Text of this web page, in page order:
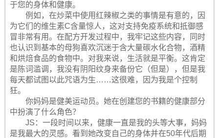
于您的身体和健康。
例如，在炒菜中使用红辣椒之类的事情是有意的，因
为它们的维生素C含量惊人，这对支持免疫系统和抵御感
冒非常有用。在配方开发过程中，我牢记这些内容，同时
也认识到基本的母狗喜欢沉迷于含大量碳水化合物，酒精
和烘焙食品的食物中。对我来说，生活就是平衡。这肯定
是陈词滥调，我没有阴阳纹身来备份它（但是），但是我
每天都试图以此咒语为生……这很难，因为我是个控制
狂。
你妈妈是健美运动员。她在创建您的书籍的健康部分
中扮演了什么角色？
JS：一段时间以来，健康一直是我的头等大事，妈妈
是我最大的灵感。看到她改变自己的身体并在50年代后期